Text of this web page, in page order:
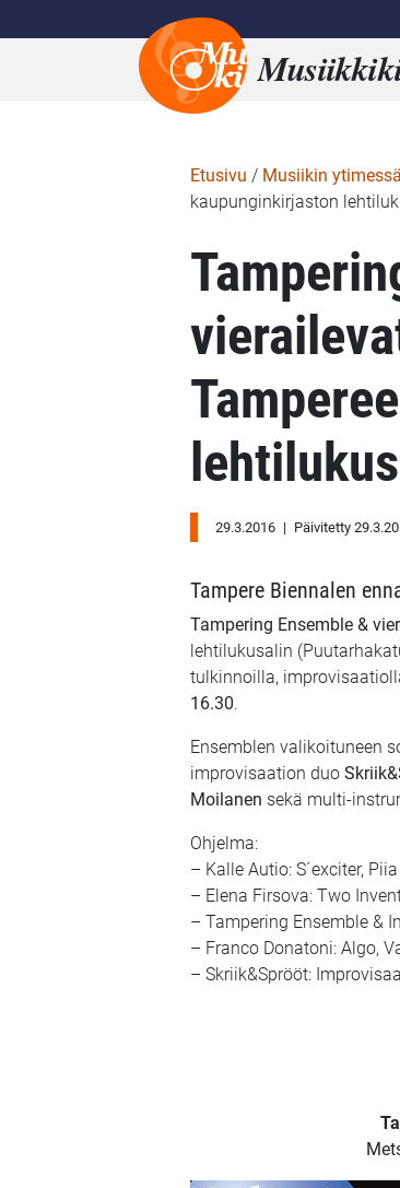
Etusivu / Musiikin ytimessä
kaupunginkirjaston
29.3.2016 | Päivitetty
Tampere Biennalen
Tampering Ensemble &
lehtilukusalin
tulkinnoilla,
16.30.
Ensemblen valikoituneen
improvisaation duo
Moilanen sekä multi-
Ohjelma:
– Kalle Autio: S´exciter,
– Elena Firsova: Two
– Tampering Ensemble &
– Franco Donatoni: Algo,
– Skriik&Sprööt: